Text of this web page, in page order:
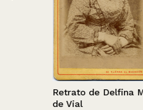
Retrato de Delfina M.
de Vial